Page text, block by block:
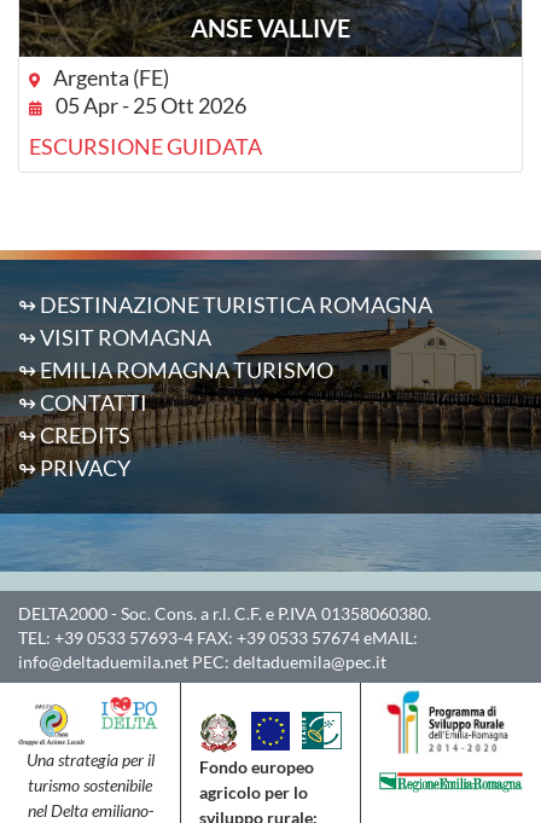
ANSE VALLIVE
Argenta (FE)
05 Apr - 25 Ott 2026
ESCURSIONE GUIDATA
↬ DESTINAZIONE TURISTICA ROMAGNA
↬ VISIT ROMAGNA
↬ EMILIA ROMAGNA TURISMO
↬ CONTATTI
↬ CREDITS
↬ PRIVACY
DELTA2000- Soc. Cons. a r.l. C.F. e P.IVA 01358060380.
TEL: +39 0533 57693-4 FAX: +39 0533 57674eMAIL:
info@deltaduemila.net PEC: deltaduemila@pec.it
Una strategia per il
turismo sostenibile
nel Delta emiliano-
Fondo europeo
agricolo per lo
sviluppo rurale: